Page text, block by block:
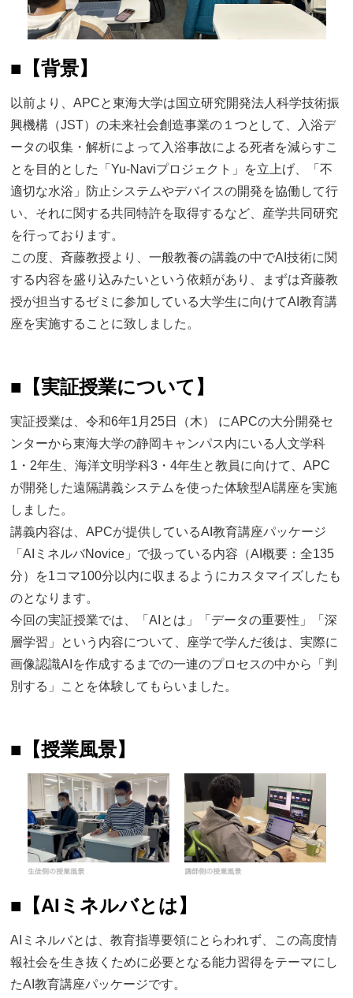
■ 【背景】
以前より、APCと東海大学は国立研究開発法人科学技術振
興機構（JST）の未来社会創造事業の１つとして、入浴デ
ータの収集・解析によって入浴事故による死者を減らすこ
とを目的とした「Yu-Naviプロジェクト」を立上げ、「不
適切な水浴」防止システムやデバイスの開発を協働して行
い、それに関する共同特許を取得するなど、産学共同研究
を行っております。
この度、斉藤教授より、一般教養の講義の中でAI技術に関
する内容を盛り込みたいという依頼があり、まずは斉藤教
授が担当するゼミに参加している大学生に向けてAI教育講
座を実施することに致しました。
■ 【実証授業について】
実証授業は、令和6年1月25日（木） にAPCの大分開発セ
ンターから東海大学の静岡キャンパス内にいる人文学科
1・2年生、海洋文明学科3・4年生と教員に向けて、APC
が開発した遠隔講義システムを使った体験型AI講座を実施
しました。
講義内容は、APCが提供しているAI教育講座パッケージ
「AIミネルバNovice」で扱っている内容（AI概要：全135
分）を1コマ100分以内に収まるようにカスタマイズしたも
のとなります。
今回の実証授業では、「AIとは」「データの重要性」「深
層学習」という内容について、座学で学んだ後は、実際に
画像認識AIを作成するまでの一連のプロセスの中から「判
別する」ことを体験してもらいました。
■ 【授業風景】
■ 【AIミネルバとは】
AIミネルバとは、教育指導要領にとらわれず、この高度情
報社会を生き抜くために必要となる能力習得をテーマにし
たAI教育講座パッケージです。